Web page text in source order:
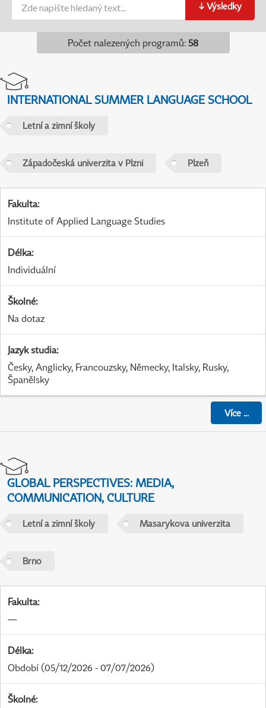
↓ Výsledky
Počet nalezených programů: 58
INTERNATIONAL SUMMER LANGUAGE SCHOOL
Letní a zimní školy
Západočeská univerzita v Plzni Plzeň
Fakulta:
Institute of Applied Language Studies
Délka:
Individuální
Školné:
Na dotaz
Jazyk studia:
Česky, Anglicky, Francouzsky, Německy, Italsky, Rusky,
Španělsky
Více...
GLOBAL PERSPECTIVES: MEDIA,
COMMUNICATION, CULTURE
Letní a zimní školy Masarykova univerzita
Brno
Fakulta:
—
Délka:
Období (05/12/2026 - 07/07/2026)
Školné: